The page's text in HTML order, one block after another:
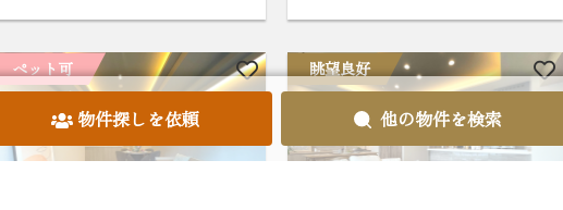
ペット可 眺望良好
物件探しを依頼 他の物件を検索